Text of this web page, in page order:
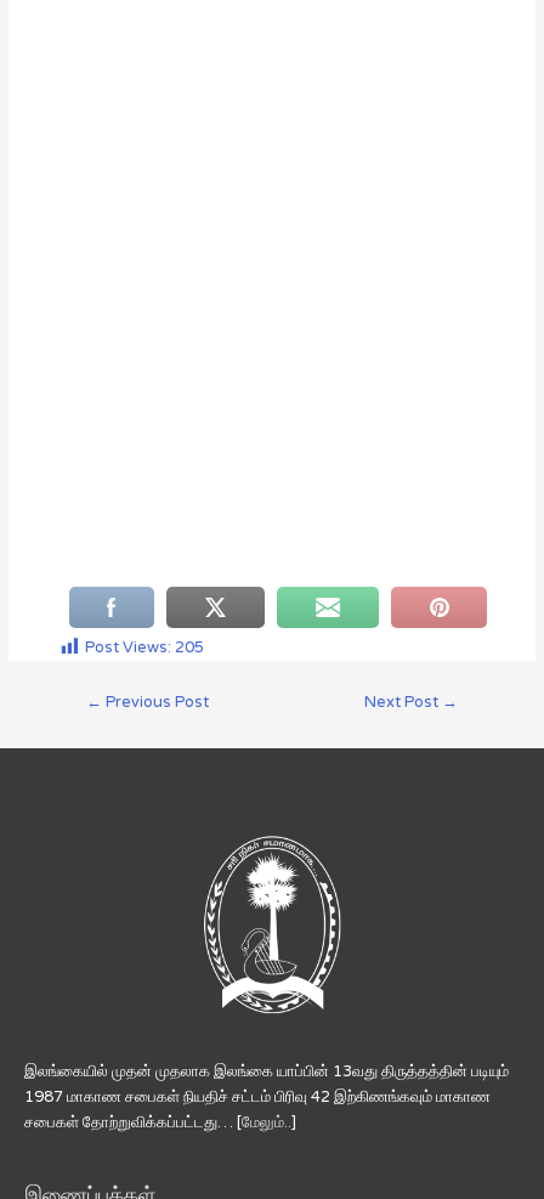
Post Views: 205
← Previous Post Next Post →
இலங்கையில் முதன் முதலாக இலங்கை யாப்பின் 13வது திருத்தத்தின் படியும்
1987 மாகாண சபைகள் நியதிச் சட்டம் பிரிவு 42 இற்கிணங்கவும் மாகாண
சபைகள் தோற்றுவிக்கப்பட்டது… [மேலும்..]